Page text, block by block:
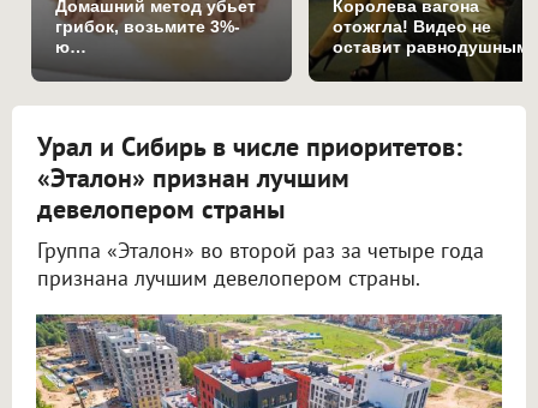
Домашний метод убьет
грибок, возьмите 3%-
ю…
Королева вагона
отожгла! Видео не
оставит равнодушным
Урал и Сибирь в числе приоритетов:
«Эталон» признан лучшим
девелопером страны
Группа «Эталон» во второй раз за четыре года
признана лучшим девелопером страны.